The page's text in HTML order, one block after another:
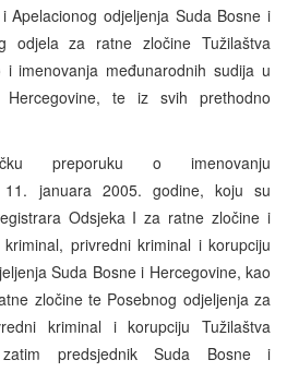
Apelacionog odjeljenja Suda Bosne i
odjela za ratne zločine Tužilaštva
imenovanja međunarodnih sudija u
te iz svih prethodno
preporuku o imenovanju
11. januara 2005. godine, koju su
Odsjeka I za ratne zločine i
privredni kriminal i korupciju
Suda Bosne i Hercegovine, kao
zločine te Posebnog odjeljenja za
kriminal i korupciju Tužilaštva
predsjednik Suda Bosne i